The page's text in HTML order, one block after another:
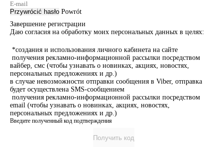
Przywrócić hasło Powrót
Завершение регистрации
Даю согласия на обработку моих персональных данных в целях:
*создания и использования личного кабинета на сайте
получения рекламно-информационной рассылки посредством
вайбер, смс (чтобы узнавать о новинках, акциях, новостях,
персональных предложениях и др.)
в случае невозможности отправки сообщения в Viber, отправка
будет осуществлена SMS-сообщением
получения рекламно-информационной рассылки посредством
email (чтобы узнавать о новинках, акциях, новостях,
персональных предложениях и др.)
Введите полученный код подтверждения
Получить код